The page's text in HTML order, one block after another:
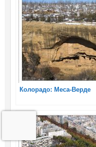
Колорадо: Меса-Верде